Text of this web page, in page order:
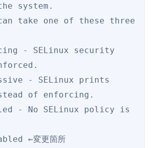
system.
can take one of these three
- SELinux security
- SELinux prints
of enforcing.
- No SELinux policy is
←変更箇所